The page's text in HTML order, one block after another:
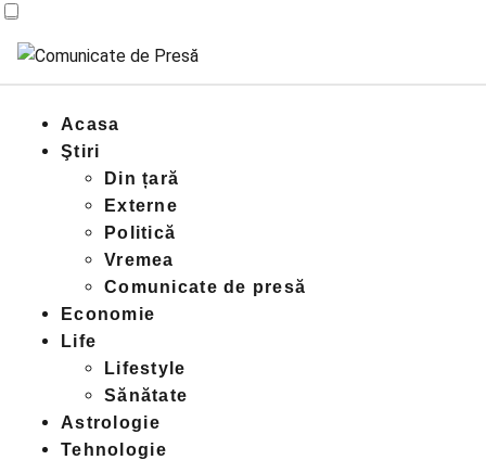
Acasa
Ştiri
Din țară
Externe
Politică
Vremea
Comunicate de presă
Economie
Life
Lifestyle
Sănătate
Astrologie
Tehnologie